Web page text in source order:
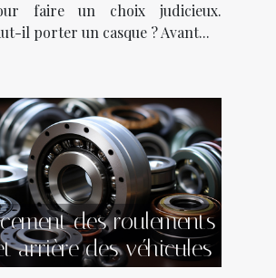
faire un choix judicieux.
il porter un casque ? Avant...
des roulements
arrière des véhicules